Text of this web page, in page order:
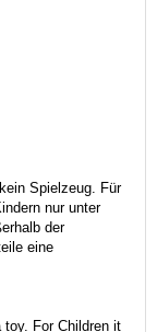
Spielzeug. Für
nur unter
der
eine
For Children it